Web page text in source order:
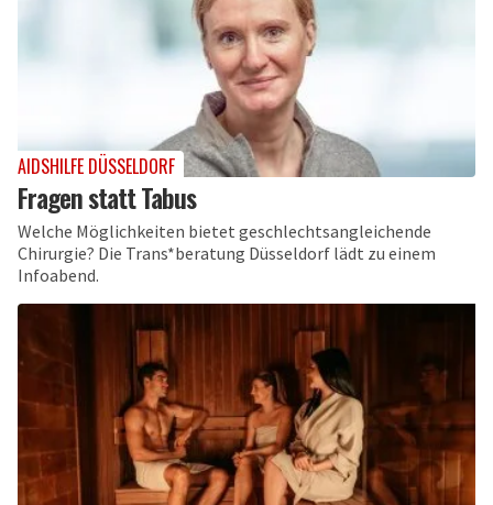
AIDSHILFE DÜSSELDORF
Fragen statt Tabus
Welche Möglichkeiten bietet geschlechtsangleichende
Chirurgie? Die Trans*beratung Düsseldorf lädt zu einem
Infoabend.